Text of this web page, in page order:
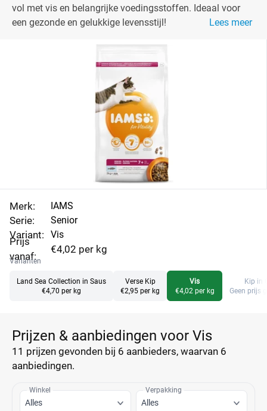
vol met vis en belangrijke voedingsstoffen. Ideaal voor
een gezonde en gelukkige levensstijl!
Lees meer
Merk:
Serie:
Variant:
Prijs
vanaf:
IAMS
Senior
Vis
€4,02 per kg
Varianten
Land Sea Collection in Saus
€4,70 per kg
Verse Kip
€2,95 per kg
Vis
€4,02 per kg
Kip in
Geen prijs
Prijzen & aanbiedingen voor Vis
11 prijzen gevonden bij 6 aanbieders, waarvan 6
aanbiedingen.
Winkel
Alles
Verpakking
Alles